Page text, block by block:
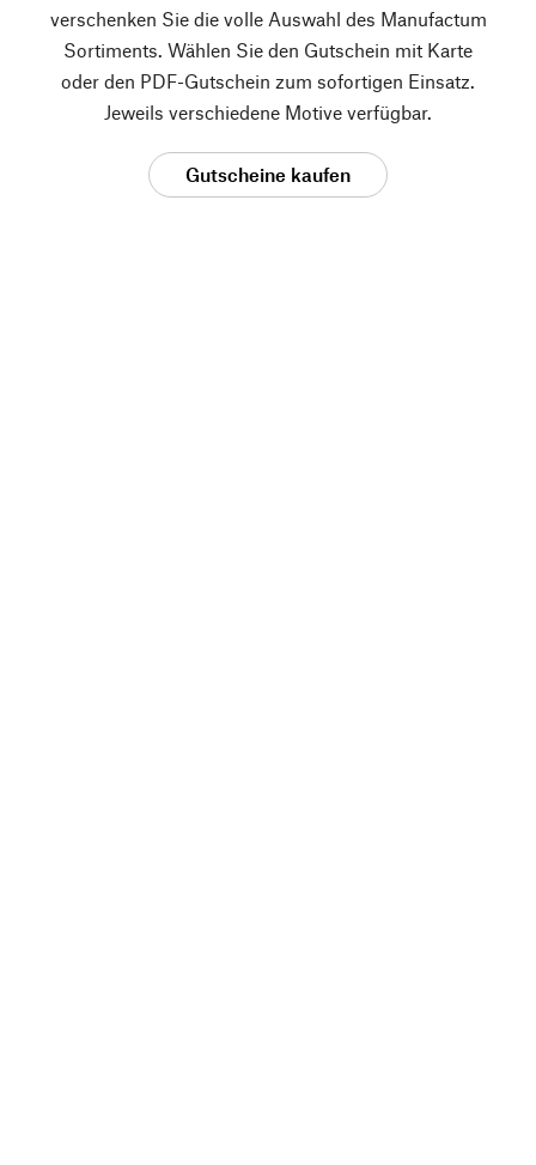
verschenken Sie die volle Auswahl des Manufactum
Sortiments. Wählen Sie den Gutschein mit Karte
oder den PDF-Gutschein zum sofortigen Einsatz.
Jeweils verschiedene Motive verfügbar.
Gutscheine kaufen